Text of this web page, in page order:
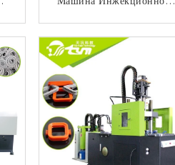
Инжекционного Метода
Литья Лср
КОНТАКТ